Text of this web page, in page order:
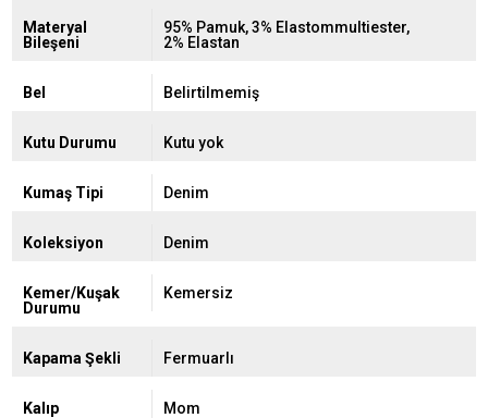
Materyal
Bileşeni
95% Pamuk, 3% Elastommultiester,
2% Elastan
Bel Belirtilmemiş
Kutu Durumu Kutu yok
Kumaş Tipi Denim
Koleksiyon Denim
Kemer/Kuşak
Durumu
Kemersiz
Kapama Şekli Fermuarlı
Kalıp Mom